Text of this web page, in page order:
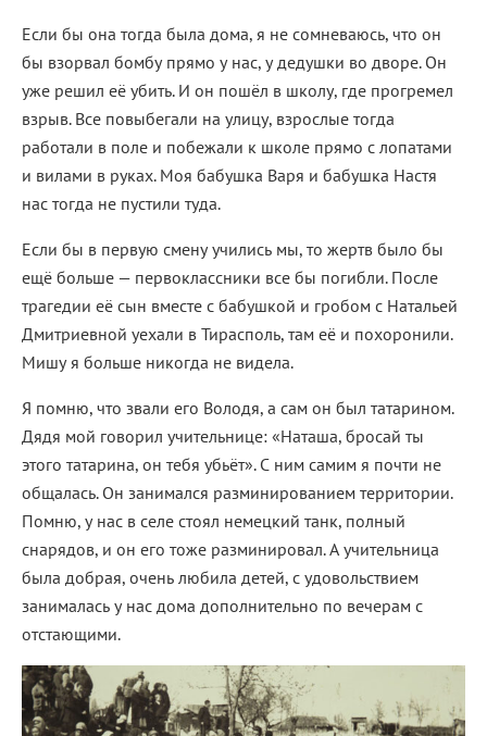
Если бы она тогда была дома, я не сомневаюсь, что он
бы взорвал бомбу прямо у нас, у дедушки во дворе. Он
уже решил её убить. И он пошёл в школу, где прогремел
взрыв. Все повыбегали на улицу, взрослые тогда
работали в поле и побежали к школе прямо с лопатами
и вилами в руках. Моя бабушка Варя и бабушка Настя
нас тогда не пустили туда.
Если бы в первую смену учились мы, то жертв было бы
ещё больше — первоклассники все бы погибли. После
трагедии её сын вместе с бабушкой и гробом с Натальей
Дмитриевной уехали в Тирасполь, там её и похоронили.
Мишу я больше никогда не видела.
Я помню, что звали его Володя, а сам он был татарином.
Дядя мой говорил учительнице: «Наташа, бросай ты
этого татарина, он тебя убьёт». С ним самим я почти не
общалась. Он занимался разминированием территории.
Помню, у нас в селе стоял немецкий танк, полный
снарядов, и он его тоже разминировал. А учительница
была добрая, очень любила детей, с удовольствием
занималась у нас дома дополнительно по вечерам с
отстающими.